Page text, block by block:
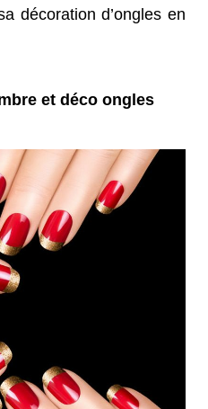
décoration d’ongles en
et déco ongles